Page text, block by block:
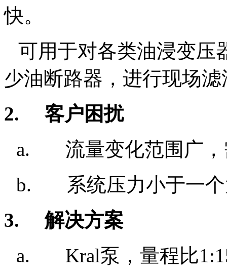
快。
可用于对各类油浸变压
少油断路器，进行现场
2. 客户困扰
a. 流量变化范围广，
b. 系统压力小于一个
3.解决方案
a. Kral泵，量程比